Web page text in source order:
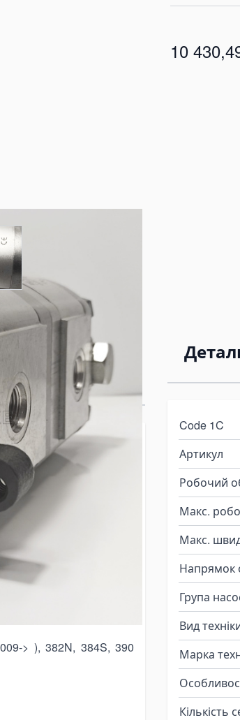
larger image
10
насос
pack
Ferguson
8.2X349S групи
обертання (проти
встановлення на
> ), 382N, 384S, 390
Code 1C
Артикул
Робочий
Макс.
Макс.
Напрямок
Група
Вид
Марка
Кількість